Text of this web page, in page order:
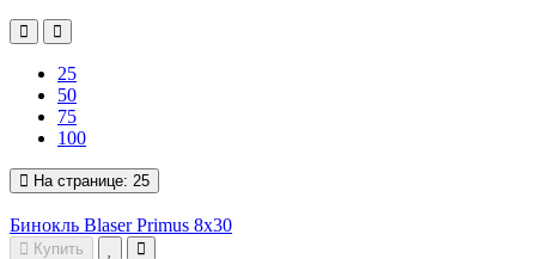
25
50
75
100
На странице: 25
Бинокль Blaser Primus 8x30
Купить